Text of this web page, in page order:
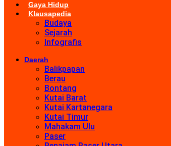
Gaya Hidup
Klausapedia
Budaya
Sejarah
Infografis
Daerah
Balikpapan
Berau
Bontang
Kutai Barat
Kutai Kartanegara
Kutai Timur
Mahakam Ulu
Paser